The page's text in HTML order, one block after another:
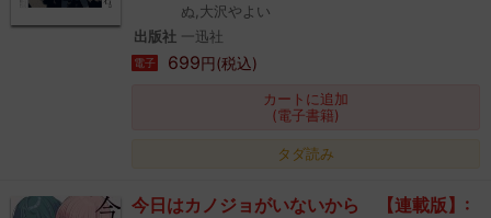
ぬ,大沢やよい
出版社
一迅社
電子 699円(税込)
カートに追加
(電子書籍)
タダ読み
今日はカノジョがいないから 【連載版】: